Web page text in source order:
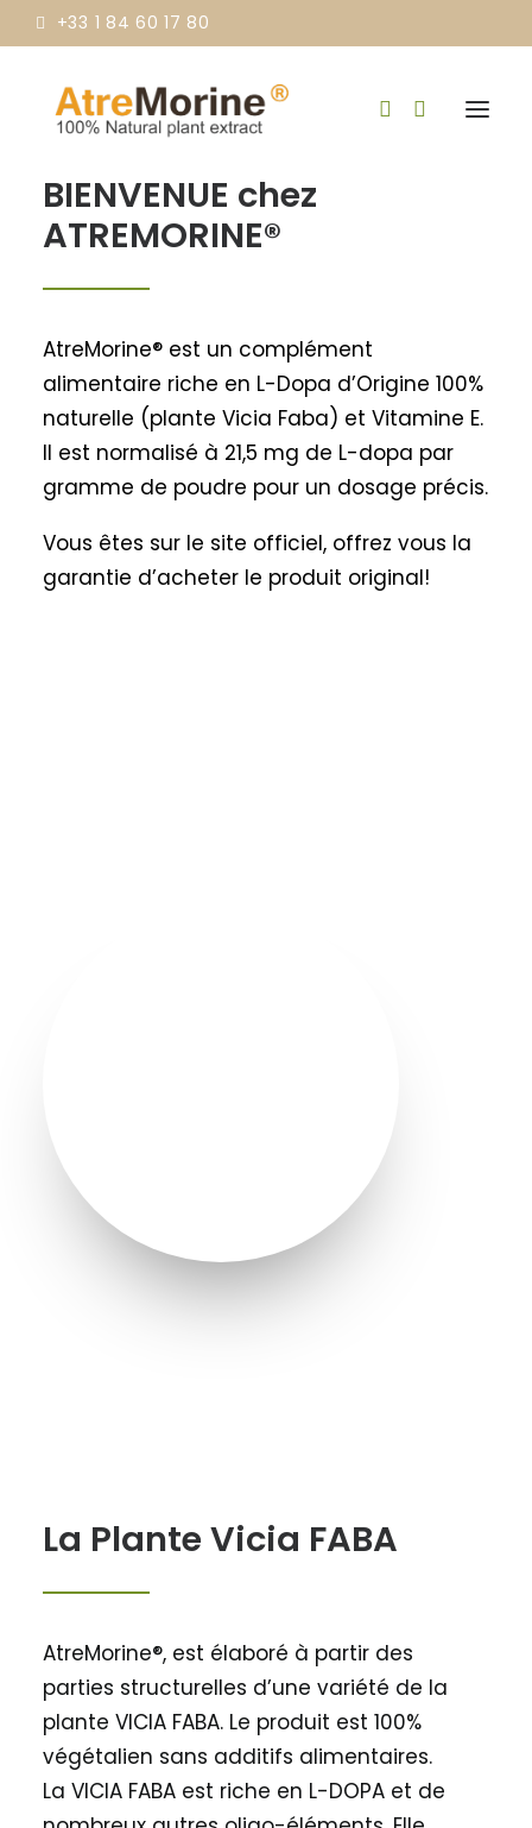
+33 1 84 60 17 80
INGRÉDIENTS & BIENFAITS
CONTACT
ACHETER
BIENVENUE chez
ATREMORINE®
AtreMorine® est un complément
alimentaire riche en L-Dopa d’Origine 100%
naturelle (plante Vicia Faba) et Vitamine E.
Il est normalisé à 21,5 mg de L-dopa par
gramme de poudre pour un dosage précis.
Vous êtes sur le site officiel, offrez vous la
garantie d’acheter le produit original!
La Plante Vicia FABA
AtreMorine®, est élaboré à partir des
parties structurelles d’une variété de la
plante VICIA FABA. Le produit est 100%
végétalien sans additifs alimentaires.
La VICIA FABA est riche en L-DOPA et de